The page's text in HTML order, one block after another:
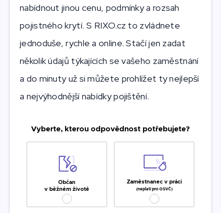
nabídnout jinou cenu, podmínky a rozsah
pojistného krytí. S RIXO.cz to zvládnete
jednoduše, rychle a online. Stačí jen zadat
několik údajů týkajících se vašeho zaměstnání
a do minuty už si můžete prohlížet ty nejlepší
a nejvýhodnější nabídky pojištění.